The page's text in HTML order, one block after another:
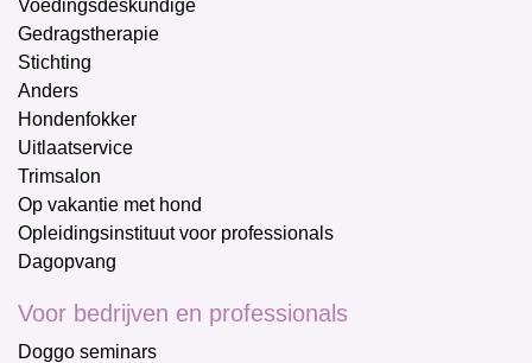
Voedingsdeskundige
Gedragstherapie
Stichting
Anders
Hondenfokker
Uitlaatservice
Trimsalon
Op vakantie met hond
Opleidingsinstituut voor professionals
Dagopvang
Voor bedrijven en professionals
Doggo seminars